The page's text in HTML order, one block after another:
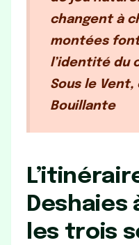
changent à
montées
l’identité du
Sous le Vent,
Bouillante
Deshaies
les trois